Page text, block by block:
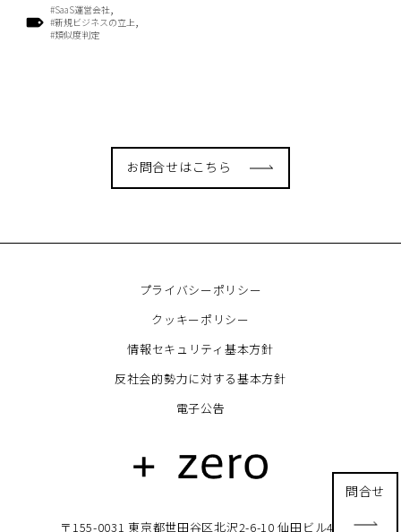
#SaaS運営会社
#新規ビジネスの立上
#類似度判定
問合せ
お問合せはこちら
プライバシーポリシー
クッキーポリシー
情報セキュリティ基本方針
反社会的勢力に対する基本方針
電子公告
〒155-0031 東京都世田谷区北沢2-6-10 仙田ビル4F